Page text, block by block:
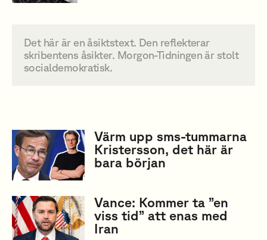
Det här är en åsiktstext. Den reflekterar
skribentens åsikter. Morgon-Tidningen är stolt
socialdemokratisk.
Värm upp sms-tummarna
Kristersson, det här är
bara början
Vance: Kommer ta ”en
viss tid” att enas med
Iran